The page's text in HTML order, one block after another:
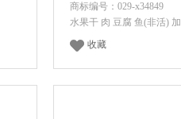
商标编号：029-x34849
水果干 肉 豆腐 鱼(非活) 加
收藏